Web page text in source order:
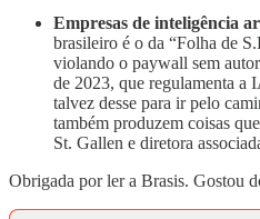
Empresas de inteligência
brasileiro é o da “Folha de
violando o paywall sem
de 2023, que regulamenta a
talvez desse para ir pelo
também produzem coisas
St. Gallen e diretora
Obrigada por ler a Brasis. Gostou